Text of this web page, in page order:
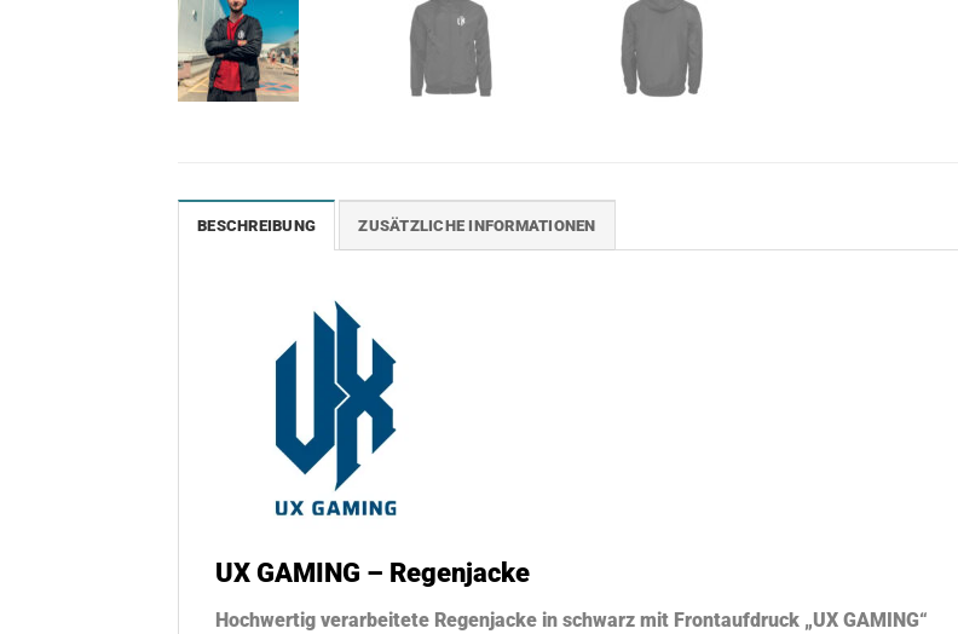
BESCHREIBUNG ZUSÄTZLICHE INFORMATIONEN
UX GAMING – Regenjacke
Hochwertig verarbeitete Regenjacke in schwarz mit Frontaufdruck „UX GAMING“